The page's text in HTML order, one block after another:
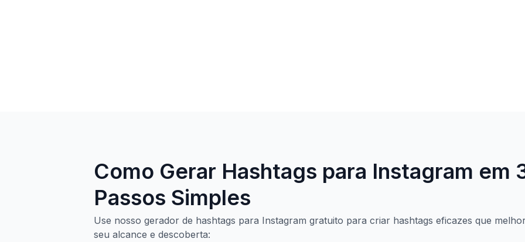
Como Gerar Hashtags para Instagram em
Passos Simples
Use nosso gerador de hashtags para Instagram gratuito para criar hashtags eficazes que
seu alcance e descoberta: